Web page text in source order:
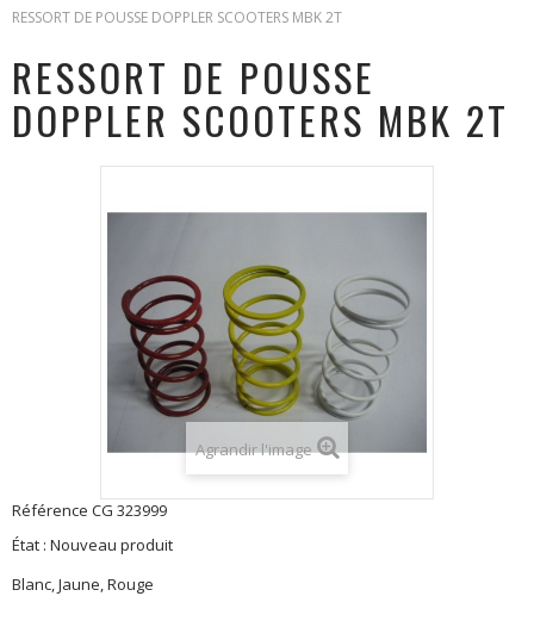
RESSORT DE POUSSE DOPPLER SCOOTERS MBK 2T
RESSORT DE POUSSE
DOPPLER SCOOTERS MBK 2T
Agrandir l'image
Référence CG 323999
État : Nouveau produit
Blanc, Jaune, Rouge